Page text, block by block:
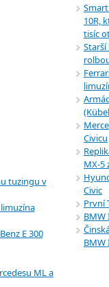
tuzingu v
E 300
ML a
10R,
tisíc
Starší
Civicu
MX-5
Civic
První
BMW
BMW